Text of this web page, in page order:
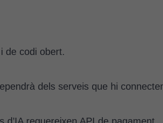
de codi obert.
dels serveis que hi